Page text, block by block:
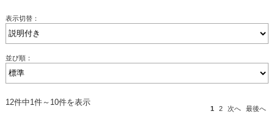
表示切替：
並び順：
12件中1件～10件を表示
1 2 次へ 最後へ